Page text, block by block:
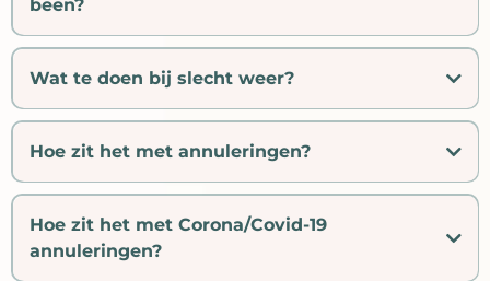
been?
Wat te doen bij slecht weer?
Hoe zit het met annuleringen?
Hoe zit het met Corona/Covid-19
annuleringen?